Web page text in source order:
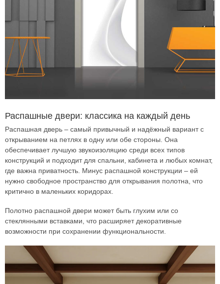
Распашные двери: классика на каждый день
Распашная дверь – самый привычный и надёжный вариант с
открыванием на петлях в одну или обе стороны. Она
обеспечивает лучшую звукоизоляцию среди всех типов
конструкций и подходит для спальни, кабинета и любых комнат,
где важна приватность. Минус распашной конструкции – ей
нужно свободное пространство для открывания полотна, что
критично в маленьких коридорах.
Полотно распашной двери может быть глухим или со
стеклянными вставками, что расширяет декоративные
возможности при сохранении функциональности.